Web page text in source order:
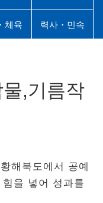
체육 력사・민속
,기름작
해북도에서 공예
을 넣어 성과를